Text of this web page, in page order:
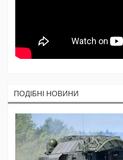
ПОДIБНI НОВИНИ